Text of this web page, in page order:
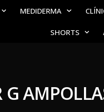
MEDIDERMA
SHORTS
G